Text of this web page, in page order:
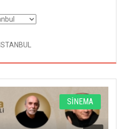
SİNEMA